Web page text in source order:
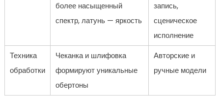
более насыщенный
спектр, латунь — яркость
запись,
сценическое
исполнение
Техника
обработки
Чеканка и шлифовка
формируют уникальные
обертоны
Авторские и
ручные модели